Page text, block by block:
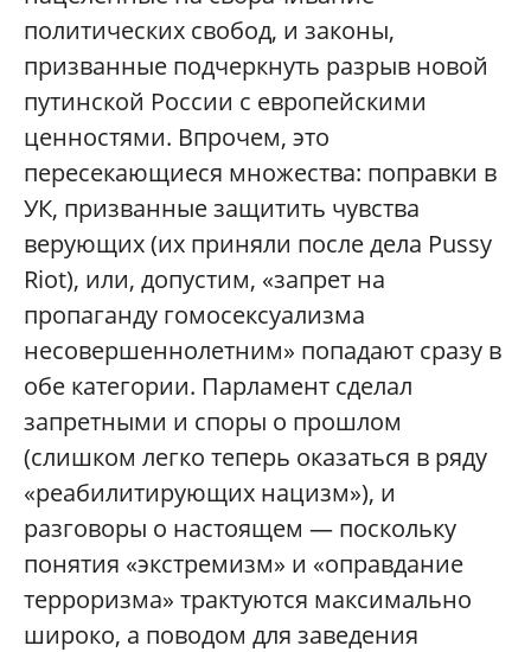
политических свобод, и законы,
призванные подчеркнуть разрыв новой
путинской России с европейскими
ценностями. Впрочем, это
пересекающиеся множества: поправки в
УК, призванные защитить чувства
верующих (их приняли после дела Pussy
Riot), или, допустим, «запрет на
пропаганду гомосексуализма
несовершеннолетним» попадают сразу в
обе категории. Парламент сделал
запретными и споры о прошлом
(слишком легко теперь оказаться в ряду
«реабилитирующих нацизм»), и
разговоры о настоящем — поскольку
понятия «экстремизм» и «оправдание
терроризма» трактуются максимально
широко, а поводом для заведения